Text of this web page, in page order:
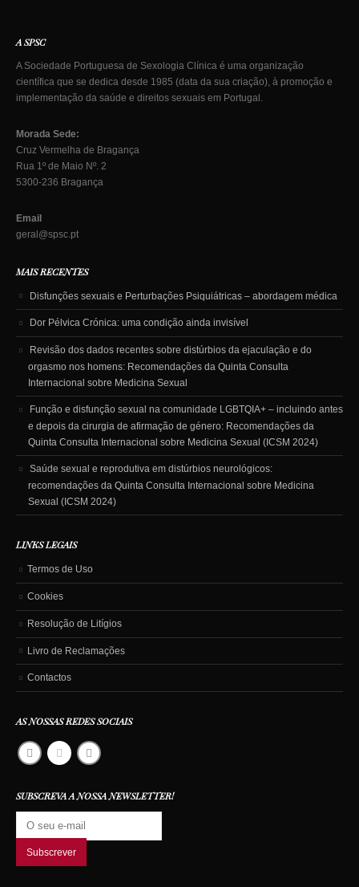
A SPSC
A Sociedade Portuguesa de Sexologia Clínica é uma organização
científica que se dedica desde 1985 (data da sua criação), à promoção e
implementação da saúde e direitos sexuais em Portugal.
Morada Sede:
Cruz Vermelha de Bragança
Rua 1º de Maio Nº. 2
5300-236 Bragança
Email
geral@spsc.pt
MAIS RECENTES
Disfunções sexuais e Perturbações Psiquiátricas – abordagem médica
Dor Pélvica Crónica: uma condição ainda invisível
Revisão dos dados recentes sobre distúrbios da ejaculação e do
orgasmo nos homens: Recomendações da Quinta Consulta
Internacional sobre Medicina Sexual
Função e disfunção sexual na comunidade LGBTQIA+ – incluindo antes
e depois da cirurgia de afirmação de género: Recomendações da
Quinta Consulta Internacional sobre Medicina Sexual (ICSM 2024)
Saúde sexual e reprodutiva em distúrbios neurológicos:
recomendações da Quinta Consulta Internacional sobre Medicina
Sexual (ICSM 2024)
LINKS LEGAIS
Termos de Uso
Cookies
Resolução de Litígios
Livro de Reclamações
Contactos
AS NOSSAS REDES SOCIAIS
SUBSCREVA A NOSSA NEWSLETTER!